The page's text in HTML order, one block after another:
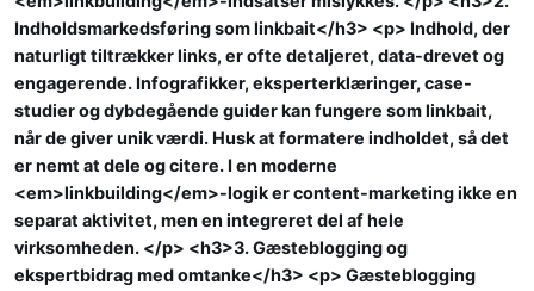
Indholdsmarkedsføring som linkbait</h3> <p> Indhold, der
naturligt tiltrækker links, er ofte detaljeret, data-drevet og
engagerende. Infografikker, eksperterklæringer, case-
studier og dybdegående guider kan fungere som linkbait,
når de giver unik værdi. Husk at formatere indholdet, så det
er nemt at dele og citere. I en moderne
<em>linkbuilding</em>-logik er content-marketing ikke en
separat aktivitet, men en integreret del af hele
virksomheden. </p> <h3>3. Gæsteblogging og
ekspertbidrag med omtanke</h3> <p> Gæsteblogging